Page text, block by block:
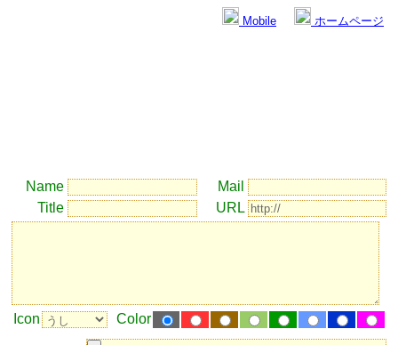
Mobile ホームページ
Name
Mail
Title
URL
Icon Color